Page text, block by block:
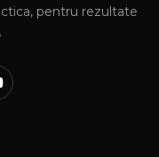
pentru rezultate